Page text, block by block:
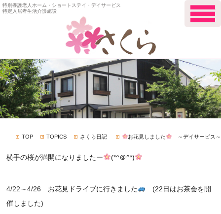
特別養護老人ホーム・ショートステイ・デイサービス
特定入居者生活介護施設
TOP TOPICS さくら日記 お花見しました ～デイサービス～
横手の桜が満開になりましたー (*^＠^*)
4/22～4/26 お花見ドライブに行きました
(22日はお茶会を開
催しました)